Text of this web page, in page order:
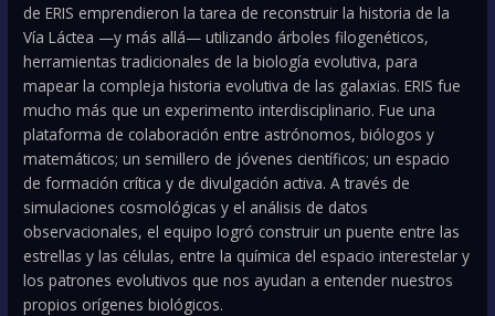
de ERIS emprendieron la tarea de reconstruir la historia de la
Vía Láctea —y más allá— utilizando árboles filogenéticos,
herramientas tradicionales de la biología evolutiva, para
mapear la compleja historia evolutiva de las galaxias. ERIS fue
mucho más que un experimento interdisciplinario. Fue una
plataforma de colaboración entre astrónomos, biólogos y
matemáticos; un semillero de jóvenes científicos; un espacio
de formación crítica y de divulgación activa. A través de
simulaciones cosmológicas y el análisis de datos
observacionales, el equipo logró construir un puente entre las
estrellas y las células, entre la química del espacio interestelar y
los patrones evolutivos que nos ayudan a entender nuestros
propios orígenes biológicos.